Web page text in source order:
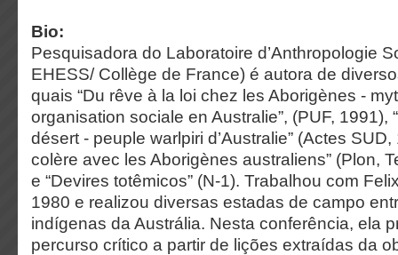
Bio:
Pesquisadora do Laboratoire d’Anthropologie
EHESS/ Collège de France) é autora de
quais “Du rêve à la loi chez les Aborigènes -
organisation sociale en Australie”, (PUF, 1991),
désert - peuple warlpiri d’Australie” (Actes
colère avec les Aborigènes australiens” (Plon,
e “Devires totêmicos” (N-1). Trabalhou com
1980 e realizou diversas estadas de campo
indígenas da Austrália. Nesta conferência, ela
percurso crítico a partir de lições extraídas da